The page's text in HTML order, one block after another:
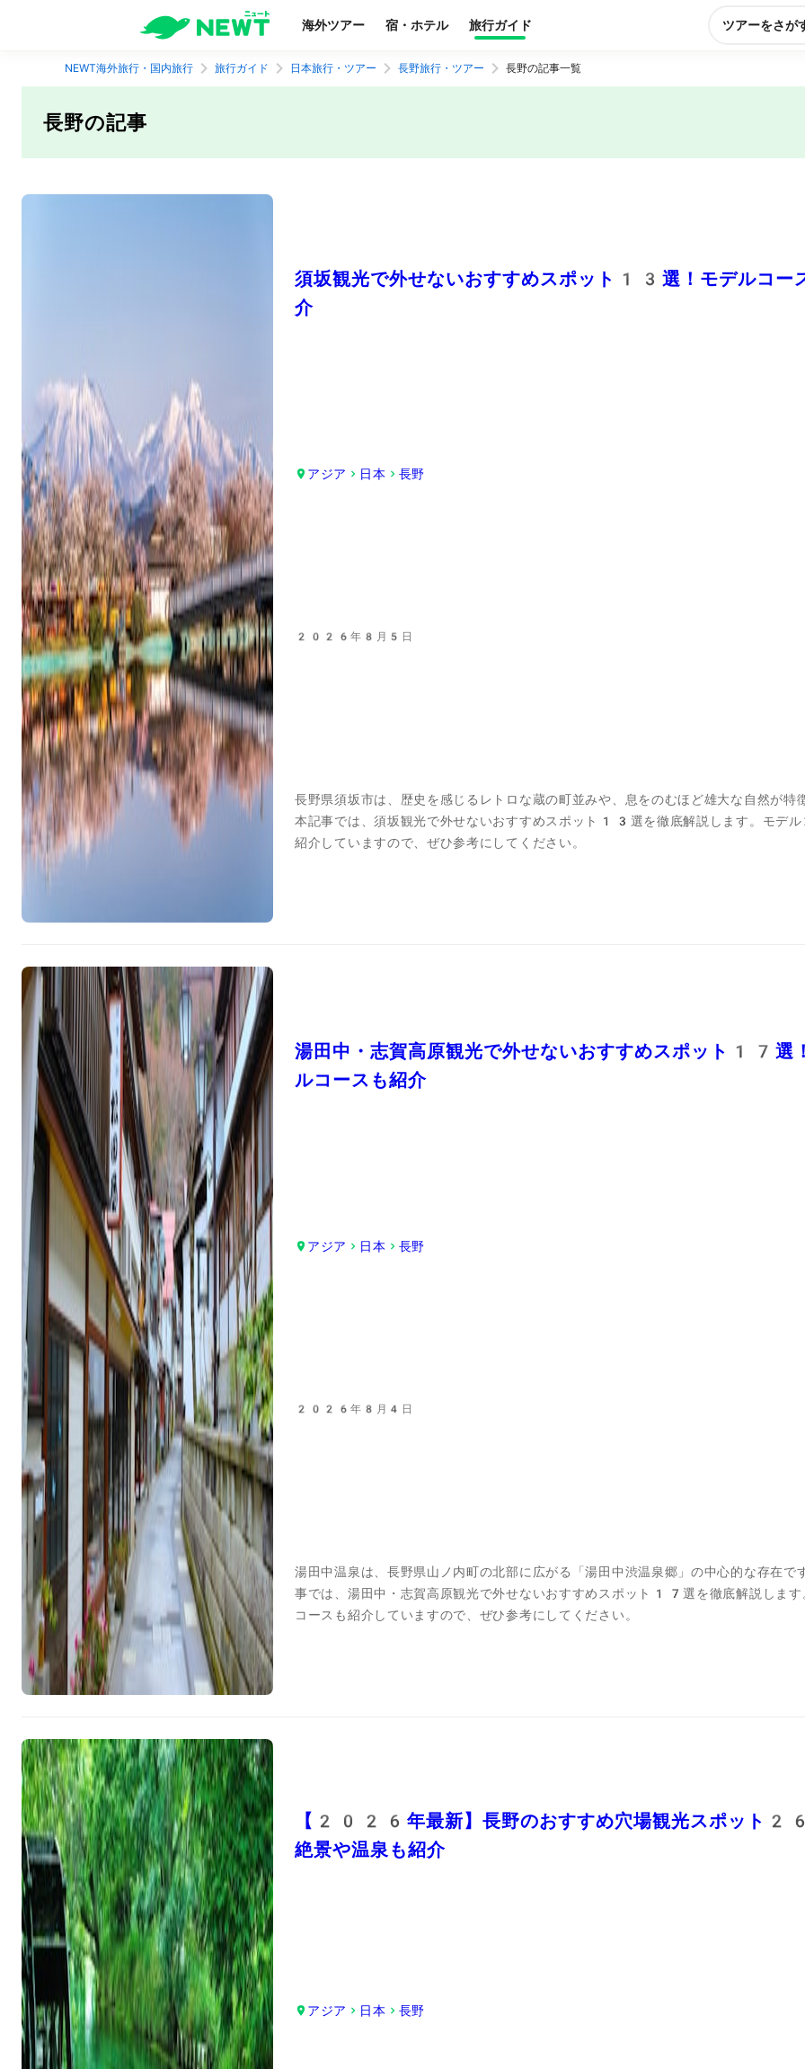
海外ツアー 宿・ホテル 旅行ガイド ツアーをさが
NEWT海外旅行・国内旅行 旅行ガイド 日本旅行・ツアー 長野旅行・ツアー 長野の記事一覧
長野の記事
須坂観光で外せないおすすめスポット13選！モデルコー
介
アジア 日本 長野
2026年8月5日
長野県須坂市は、歴史を感じるレトロな蔵の町並みや、息をのむほど雄大な自然が特
本記事では、須坂観光で外せないおすすめスポット13選を徹底解説します。モデル
紹介していますので、ぜひ参考にしてください。
湯田中・志賀高原観光で外せないおすすめスポット17選
ルコースも紹介
アジア 日本 長野
2026年8月4日
湯田中温泉は、長野県山ノ内町の北部に広がる「湯田中渋温泉郷」の中心的な存在で
事では、湯田中・志賀高原観光で外せないおすすめスポット17選を徹底解説します
コースも紹介していますので、ぜひ参考にしてください。
【2026年最新】長野のおすすめ穴場観光スポット
絶景や温泉も紹介
アジア 日本 長野